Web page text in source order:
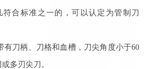
符合标准之一的，可以认定为管制刀
有刀柄、刀格和血槽，刀尖角度小于60
多刃尖刀。